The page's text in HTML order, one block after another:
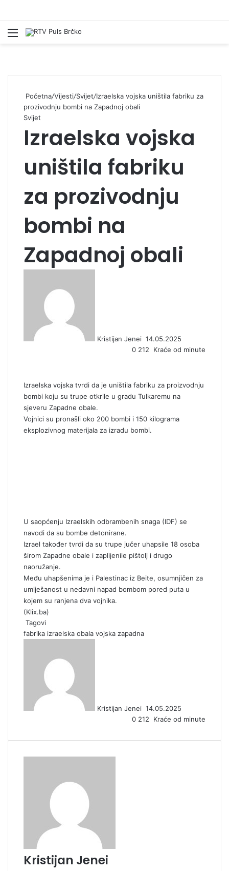
Izbornik
Početna/Vijesti/Svijet/Izraelska vojska uništila fabriku za
prozivodnju bombi na Zapadnoj obali
Svijet
Izraelska vojska
uništila fabriku
za prozivodnju
bombi na
Zapadnoj obali
Kristijan Jenei e
m
l
14.05.2025
0 212 Kraće od minute
Izraelska vojska tvrdi da je uništila fabriku za proizvodnju
bombi koju su trupe otkrile u gradu Tulkaremu na
sjeveru Zapadne obale.
Vojnici su pronašli oko 200 bombi i 150 kilograma
eksplozivnog materijala za izradu bombi.
U saopćenju Izraelskih odbrambenih snaga (IDF) se
navodi da su bombe detonirane.
Izrael također tvrdi da su trupe jučer uhapsile 18 osoba
širom Zapadne obale i zaplijenile pištolj i drugo
naoružanje.
Među uhapšenima je i Palestinac iz Beite, osumnjičen za
umiješanost u nedavni napad bombom pored puta u
kojem su ranjena dva vojnika.
(Klix.ba)
Tagovi
fabrika izraelska obala vojska zapadna
Kristijan Jenei e
m
i
14.05.2025
0 212 Kraće od minute
Kristijan Jenei